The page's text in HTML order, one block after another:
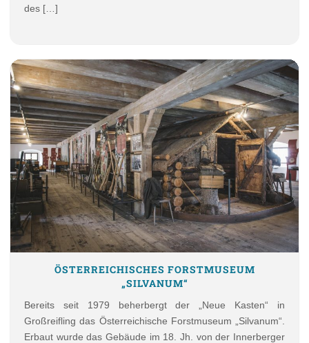
des […]
ÖSTERREICHISCHES FORSTMUSEUM
„SILVANUM“
Bereits seit 1979 beherbergt der „Neue Kasten“ in
Großreifling das Österreichische Forstmuseum „Silvanum“.
Erbaut wurde das Gebäude im 18. Jh. von der Innerberger